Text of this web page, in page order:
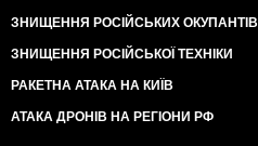
ЗНИЩЕННЯ РОСІЙСЬКИХ ОКУПАНТІВ
ЗНИЩЕННЯ РОСІЙСЬКОЇ ТЕХНІКИ
РАКЕТНА АТАКА НА КИЇВ
АТАКА ДРОНІВ НА РЕГІОНИ РФ